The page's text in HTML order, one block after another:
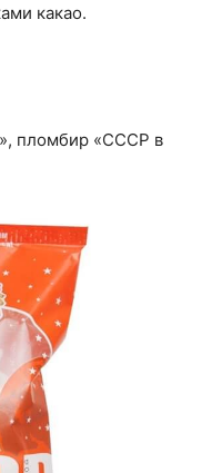
какао.
пломбир «СССР в